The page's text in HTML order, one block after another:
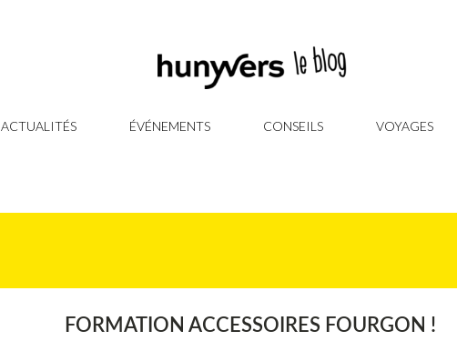
ACTUALITÉS ÉVÉNEMENTS CONSEILS VOYAGES
FORMATION ACCESSOIRES FOURGON !